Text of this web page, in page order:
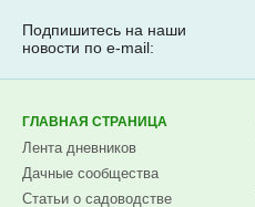
Подпишитесь на наши
новости по e-mail:
ГЛАВНАЯ СТРАНИЦА
Лента дневников
Дачные сообщества
Статьи о садоводстве